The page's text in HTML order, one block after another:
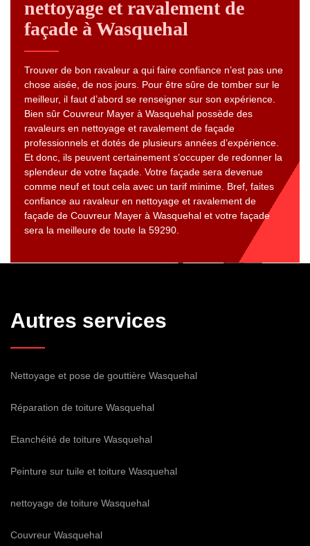
nettoyage et ravalement de
façade à Wasquehal
Trouver de bon ravaleur a qui faire confiance n’est pas une
chose aisée, de nos jours. Pour être sûre de tomber sur le
meilleur, il faut d’abord se renseigner sur son expérience.
Bien sûr Couvreur Mayer à Wasquehal possède des
ravaleurs en nettoyage et ravalement de façade
professionnels et dotés de plusieurs années d’expérience.
Et donc, ils peuvent certainement s’occuper de redonner la
splendeur de votre façade. Votre façade sera devenue
comme neuf et tout cela avec un tarif minime. Bref, faites
confiance au ravaleur en nettoyage et ravalement de
façade de Couvreur Mayer à Wasquehal et votre façade
sera la meilleure de toute la 59290.
Autres services
Nettoyage et pose de gouttière Wasquehal
Réparation de toiture Wasquehal
Etanchéité de toiture Wasquehal
Peinture sur tuile et toiture Wasquehal
nettoyage de toiture Wasquehal
Couvreur Wasquehal